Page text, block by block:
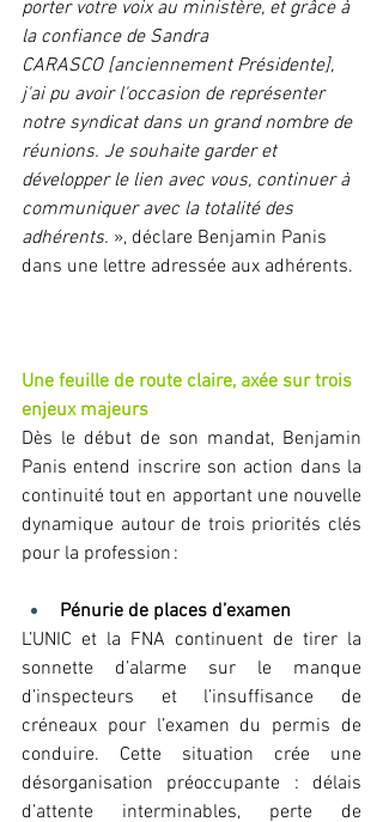
porter votre voix au ministère, et grâce à
la confiance de Sandra
CARASCO [anciennement Présidente],
j'ai pu avoir l'occasion de représenter
notre syndicat dans un grand nombre de
réunions. Je souhaite garder et
développer le lien avec vous, continuer à
communiquer avec la totalité des
adhérents. », déclare Benjamin Panis
dans une lettre adressée aux adhérents.
Une feuille de route claire, axée sur trois
enjeux majeurs
Dès le début de son mandat, Benjamin
Panis entend inscrire son action dans la
continuité tout en apportant une nouvelle
dynamique autour de trois priorités clés
pour la profession :
Pénurie de places d’examen
L’UNIC et la FNA continuent de tirer la
sonnette d’alarme sur le manque
d’inspecteurs et l’insuffisance de
créneaux pour l’examen du permis de
conduire. Cette situation crée une
désorganisation préoccupante : délais
d’attente interminables, perte de